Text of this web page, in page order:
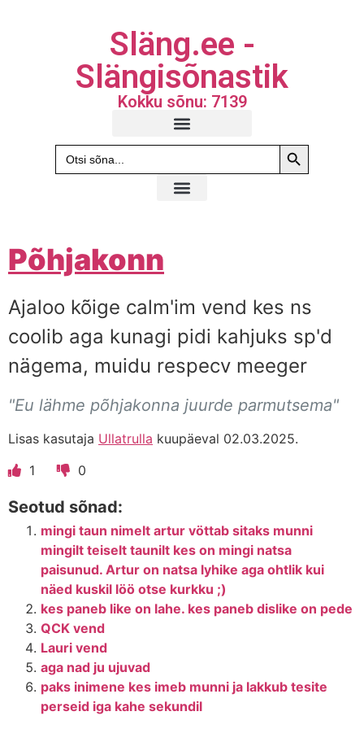
Släng.ee -
Slängisõnastik
Kokku sõnu: 7139
Search
for:
Search
Põhjakonn
Ajaloo kõige calm'im vend kes ns
coolib aga kunagi pidi kahjuks sp'd
nägema, muidu respecv meeger
"Eu lähme põhjakonna juurde parmutsema"
Lisas kasutaja Ullatrulla kuupäeval 02.03.2025.
1
0
Seotud sõnad:
mingi taun nimelt artur vöttab sitaks munni
mingilt teiselt taunilt kes on mingi natsa
paisunud. Artur on natsa lyhike aga ohtlik kui
näed kuskil löö otse kurkku ;)
kes paneb like on lahe. kes paneb dislike on pede
QCK vend
Lauri vend
aga nad ju ujuvad
paks inimene kes imeb munni ja lakkub tesite
perseid iga kahe sekundil